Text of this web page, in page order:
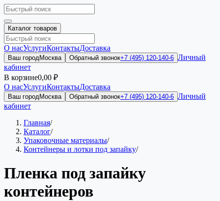
Каталог товаров
О насУслугиКонтактыДоставка
Ваш городМосква Обратный звонок+7 (495) 120-140-6 Личный
кабинет
В корзине0,00 ₽
О насУслугиКонтактыДоставка
Ваш городМосква Обратный звонок+7 (495) 120-140-6 Личный
кабинет
Главная/
Каталог/
Упаковочные материалы/
Контейнеры и лотки под запайку/
Пленка под запайку
контейнеров